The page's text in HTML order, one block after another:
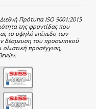
Πρότυπα ISO 9001:2015
της φροντίδας που
το υψηλό επίπεδο των
δέσμευση του προσωπικού
ολιστική προσέγγιση,